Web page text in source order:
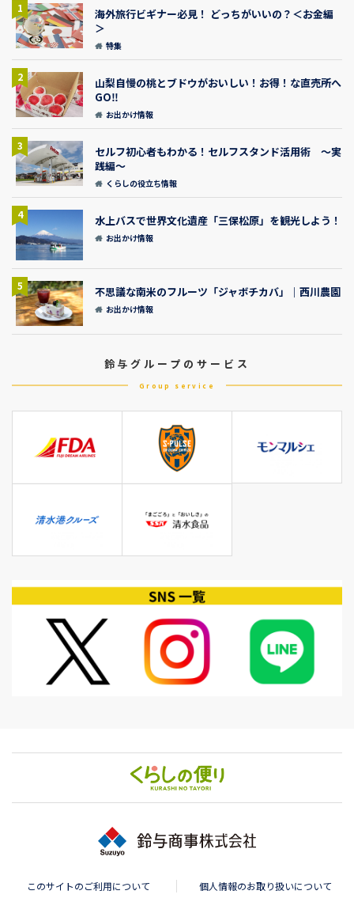
1
海外旅行ビギナー必見！ どっちがいいの？＜お金編
＞
特集
2
山梨自慢の桃とブドウがおいしい！お得！な直売所へ
GO‼
お出かけ情報
3
セルフ初心者もわかる！セルフスタンド活用術 ～実
践編～
くらしの役立ち情報
4 水上バスで世界文化遺産「三保松原」を観光しよう！
お出かけ情報
5 不思議な南米のフルーツ「ジャボチカバ」｜西川農園
お出かけ情報
鈴与グループのサービス
Group service
このサイトのご利用について 個人情報のお取り扱いについて